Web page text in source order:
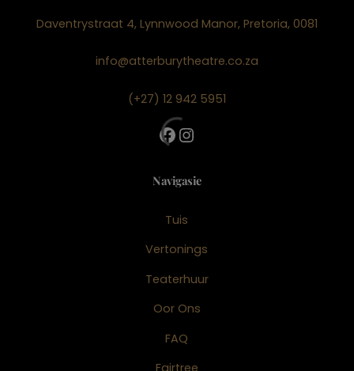
Daventrystraat 4, Lynnwood Manor, Pretoria, 0081
info@atterburytheatre.co.za
(+27) 12 942 5951
Facebook
Instagram
Navigasie
Tuis
Vertonings
Teaterhuur
Oor Ons
FAQ